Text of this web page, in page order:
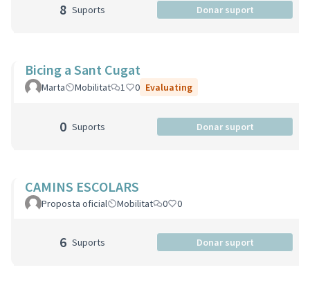
8 Suports Donar suport
Bicing a Sant Cugat
Marta Mobilitat 1 0 Evaluating
0 Suports Donar suport
CAMINS ESCOLARS
Proposta oficial Mobilitat 0 0
6 Suports Donar suport